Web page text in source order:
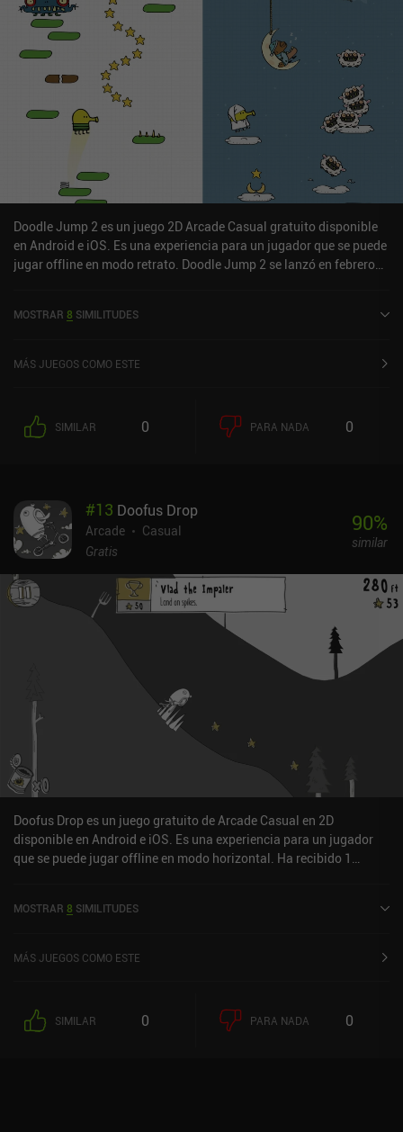
Doodle Jump 2 es un juego 2D Arcade Casual gratuito disponible
en Android e iOS. Es una experiencia para un jugador que se puede
jugar offline en modo retrato. Doodle Jump 2 se lanzó en febrero
MOSTRAR 8 SIMILITUDES
MÁS JUEGOS COMO ESTE
SIMILAR 0 PARA NADA 0
#13 Doofus Drop
Arcade
Casual
Gratis
90%
similar
Doofus Drop es un juego gratuito de Arcade Casual en 2D
disponible en Android e iOS. Es una experiencia para un jugador
que se puede jugar offline en modo horizontal. Ha recibido 1
sobre 5,0 en Google Play y de 4,7 sobre 5,0 en la App Store de iOS.
MOSTRAR 8 SIMILITUDES
MÁS JUEGOS COMO ESTE
SIMILAR 0 PARA NADA 0